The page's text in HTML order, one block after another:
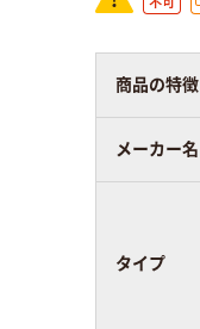
商品の特徴
メーカー名
タイプ